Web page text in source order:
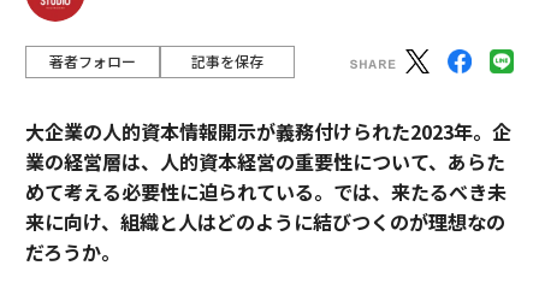
著者フォロー 記事を保存
大企業の人的資本情報開示が義務付けられた2023年。企
業の経営層は、人的資本経営の重要性について、あらた
めて考える必要性に迫られている。では、来たるべき未
来に向け、組織と人はどのように結びつくのが理想なの
だろうか。